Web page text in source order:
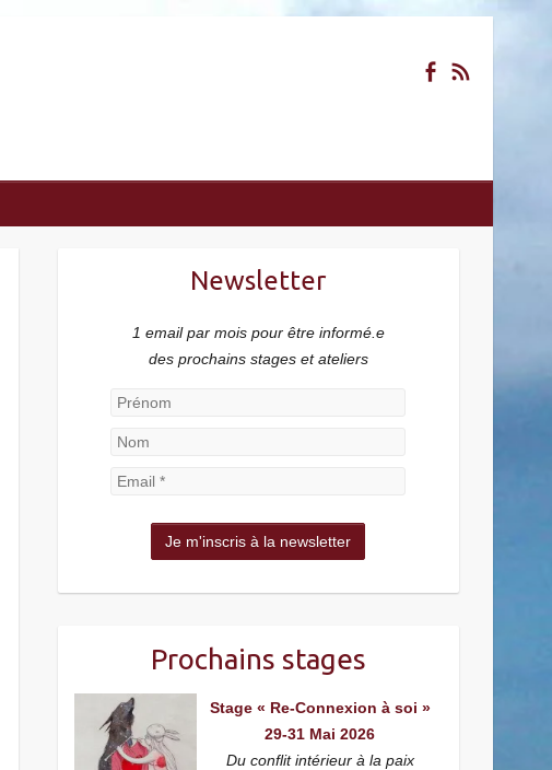
Newsletter
1 email par mois pour être informé.e
des prochains stages et ateliers
Prochains stages
Stage « Re-Connexion à soi »
29-31 Mai 2026
Du conflit intérieur à la paix